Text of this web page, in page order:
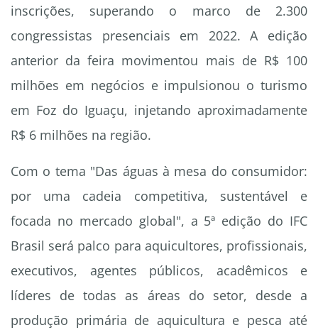
inscrições, superando o marco de 2.300
congressistas presenciais em 2022. A edição
anterior da feira movimentou mais de R$ 100
milhões em negócios e impulsionou o turismo
em Foz do Iguaçu, injetando aproximadamente
R$ 6 milhões na região.
Com o tema "Das águas à mesa do consumidor:
por uma cadeia competitiva, sustentável e
focada no mercado global", a 5ª edição do IFC
Brasil será palco para aquicultores, profissionais,
executivos, agentes públicos, acadêmicos e
líderes de todas as áreas do setor, desde a
produção primária de aquicultura e pesca até